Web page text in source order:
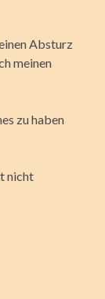
Absturz
meinen
zu haben
nicht